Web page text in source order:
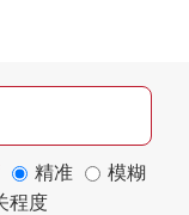
精准
模糊
程度